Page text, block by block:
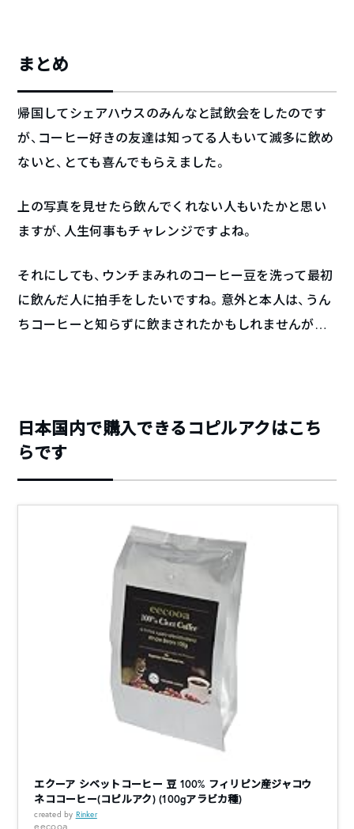
まとめ
帰国してシェアハウスのみんなと試飲会をしたのです
が、コーヒー好きの友達は知ってる人もいて滅多に飲め
ないと、とても喜んでもらえました。
上の写真を見せたら飲んでくれない人もいたかと思い
ますが、人生何事もチャレンジですよね。
それにしても、ウンチまみれのコーヒー豆を洗って最初
に飲んだ人に拍手をしたいですね。意外と本人は、うん
ちコーヒーと知らずに飲まされたかもしれませんが…
日本国内で購入できるコピルアクはこち
らです
エクーア シベットコーヒー 豆 100% フィリピン産ジャコウ
ネココーヒー(コピルアク) (100gアラビカ種)
created by Rinker